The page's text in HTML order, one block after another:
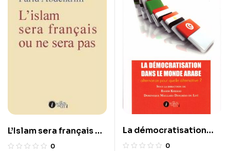
L’Islam sera français ou
ne sera pas
0
La démocratisation
dans le monde arabe :
0